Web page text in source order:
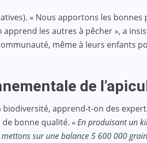
« Nous apportons les
les autres à pêcher », a
même à leurs enfants
de
biodiversité, apprend-t-on des
de bonne qualité. « En produisant un
sur une balance 5 600 000